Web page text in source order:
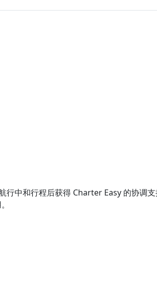
行中和行程后获得 Charter Easy 的协调